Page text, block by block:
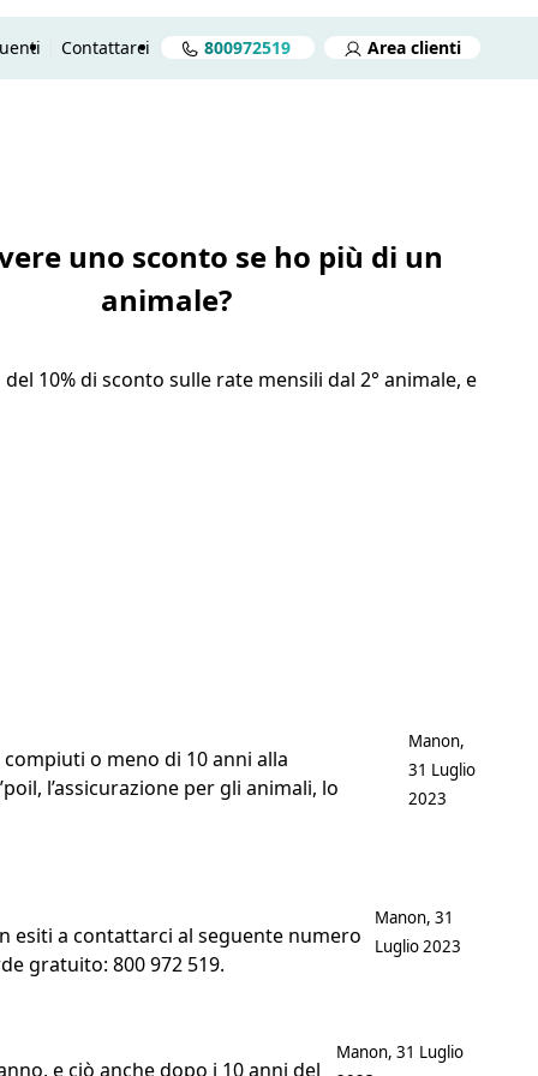
Contattarci 800972519 Area clienti
uno sconto se ho più di un
animale?
10% di sconto sulle rate mensili dal 2° animale, e
o meno di 10 anni alla
l’assicurazione per gli animali, lo
Postato da
Manon,
31 Luglio
2023
esiti a contattarci al seguente numero
gratuito: 800 972 519.
Postato da
Manon,31
Luglio 2023
e ciò anche dopo i 10 anni del
Postato da
Manon,31 Luglio